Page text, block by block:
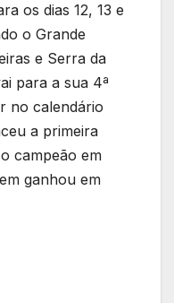
os dias 12, 13 e
o Grande
e Serra da
para a sua 4ª
no calendário
a primeira
campeão em
ganhou em